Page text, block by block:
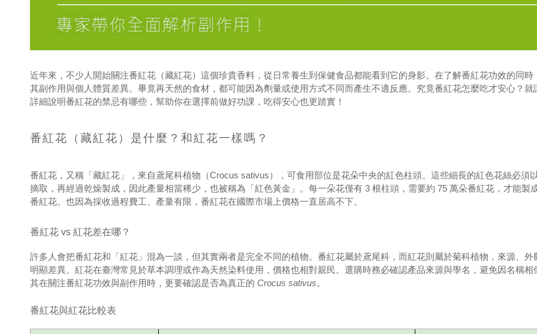
近年來，不少人開始關注番紅花（藏紅花）這個珍貴香料，從日常養生到保健食品都能看到它的身影。在了解番紅花功效的同時
其副作用與個人體質差異。畢竟再天然的食材，都可能因為劑量或使用方式不同而產生不適反應。究竟番紅花怎麼吃才安心？就
詳細說明番紅花的禁忌有哪些，幫助你在選擇前做好功課，吃得安心也更踏實！
番紅花（藏紅花）是什麼？和紅花一樣嗎？
番紅花，又稱「藏紅花」，來自鳶尾科植物（Crocus sativus），可食用部位是花朵中央的紅色柱頭。這些細長的紅色花絲必須
摘取，再經過乾燥製成，因此產量相當稀少，也被稱為「紅色黃金」。每一朵花僅有 3 根柱頭，需要約 75 萬朵番紅花，才能製
番紅花。也因為採收過程費工、產量有限，番紅花在國際市場上價格一直居高不下。
番紅花 vs 紅花差在哪？
許多人會把番紅花和「紅花」混為一談，但其實兩者是完全不同的植物。番紅花屬於鳶尾科，而紅花則屬於菊科植物，來源、外
明顯差異。紅花在臺灣常見於草本調理或作為天然染料使用，價格也相對親民。選購時務必確認產品來源與學名，避免因名稱相
其在關注番紅花功效與副作用時，更要確認是否為真正的 Crocus sativus。
番紅花與紅花比較表